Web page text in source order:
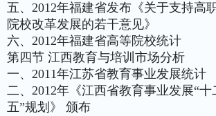
五、2012年福建省发布《关于支持高
院校改革发展的若干意见》
六、2012年福建省高等院校统计
第四节 江西教育与培训市场分析
一、2011年江苏省教育事业发展统计
二、2012年《江西省教育事业发展“十
五”规划》 颁布